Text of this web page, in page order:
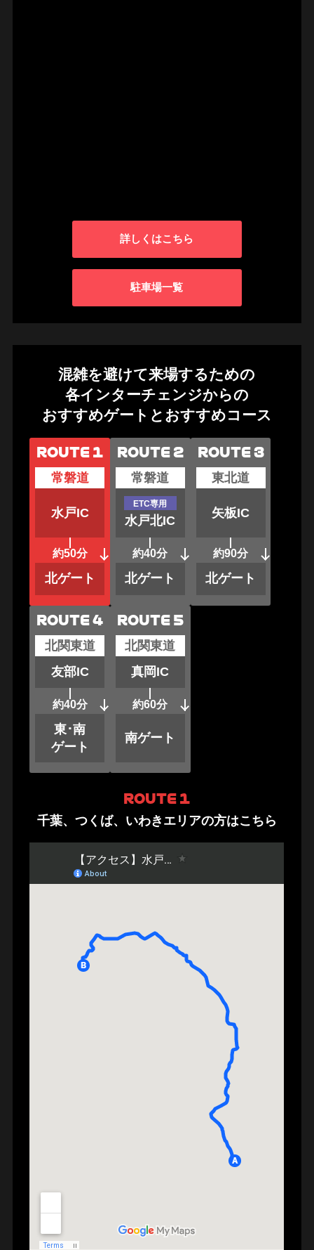
詳しくはこちら
駐車場一覧
混雑を避けて来場するための
各インターチェンジからの
おすすめゲートとおすすめコース
常磐道
水戸IC
約50分
北ゲート
常磐道
ETC専用
水戸北IC
約40分
北ゲート
東北道
矢板IC
約90分
北ゲート
北関東道
友部IC
約40分
東･南
ゲート
北関東道
真岡IC
約60分
南ゲート
千葉、つくば、いわきエリアの方はこちら